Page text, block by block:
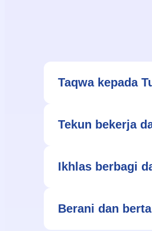
Taqwa kepada
Tekun bekerja
Ikhlas berbagi
Berani dan